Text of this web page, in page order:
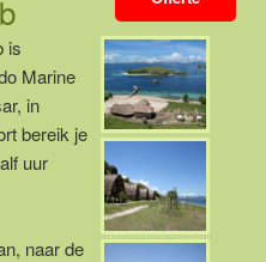
is
Marine
in
bereik je
uur
naar de